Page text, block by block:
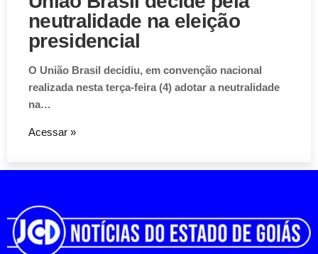
neutralidade na eleição
presidencial
O União Brasil decidiu, em convenção nacional
realizada nesta terça-feira (4) adotar a neutralidade
na…
Acessar »